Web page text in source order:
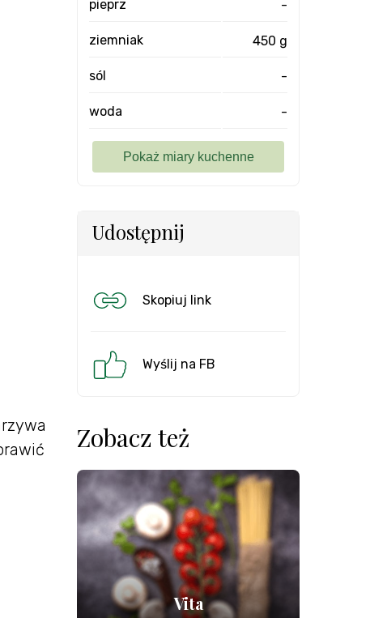
pieprz -
ziemniak 450 g
sól -
woda -
Udostępnij
Skopiuj link
Wyślij na FB
Zobacz też
Vita